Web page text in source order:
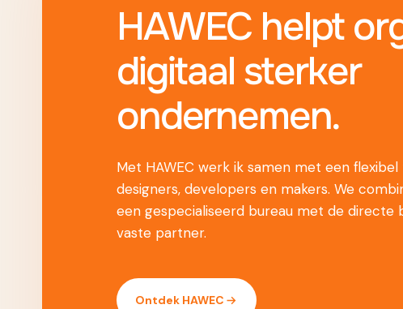
HAWEC helpt
digitaal sterker
ondernemen.
Met HAWEC werk ik samen met een
designers, developers en makers. We
een gespecialiseerd bureau met de directe
vaste partner.
Ontdek HAWEC